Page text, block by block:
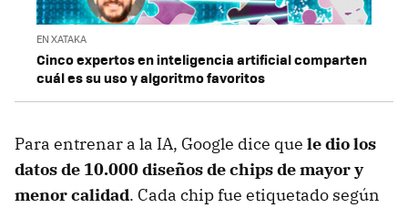
EN XATAKA
Cinco expertos en inteligencia artificial comparten
cuál es su uso y algoritmo favoritos
Para entrenar a la IA, Google dice que le dio los
datos de 10.000 diseños de chips de mayor y
menor calidad. Cada chip fue etiquetado según